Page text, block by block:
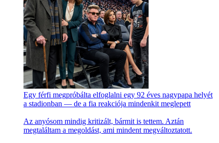
Egy férfi megpróbálta elfoglalni egy 92 éves nagypapa helyét
a stadionban — de a fia reakciója mindenkit meglepett
Az anyósom mindig kritizált, bármit is tettem. Aztán
megtaláltam a megoldást, ami mindent megváltoztatott.